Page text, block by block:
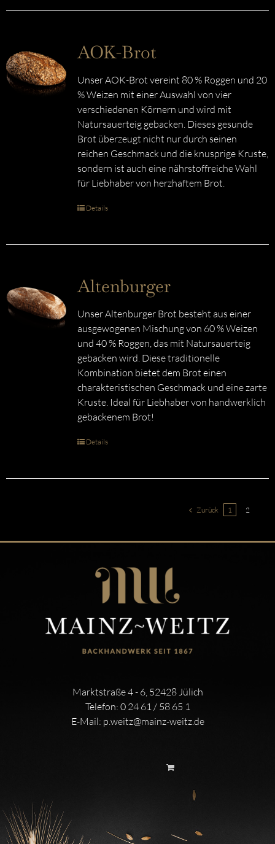
AOK-Brot
Unser AOK-Brot vereint 80 % Roggen und 20
% Weizen mit einer Auswahl von vier
verschiedenen Körnern und wird mit
Natursauerteig gebacken. Dieses gesunde
Brot überzeugt nicht nur durch seinen
reichen Geschmack und die knusprige Kruste,
sondern ist auch eine nährstoffreiche Wahl
für Liebhaber von herzhaftem Brot.
Details
Altenburger
Unser Altenburger Brot besteht aus einer
ausgewogenen Mischung von 60 % Weizen
und 40 % Roggen, das mit Natursauerteig
gebacken wird. Diese traditionelle
Kombination bietet dem Brot einen
charakteristischen Geschmack und eine zarte
Kruste. Ideal für Liebhaber von handwerklich
gebackenem Brot!
Details
Zurück 1 2
Marktstraße 4 - 6, 52428 Jülich
Telefon: 0 24 61 / 58 65 1
E-Mail: p.weitz@mainz-weitz.de